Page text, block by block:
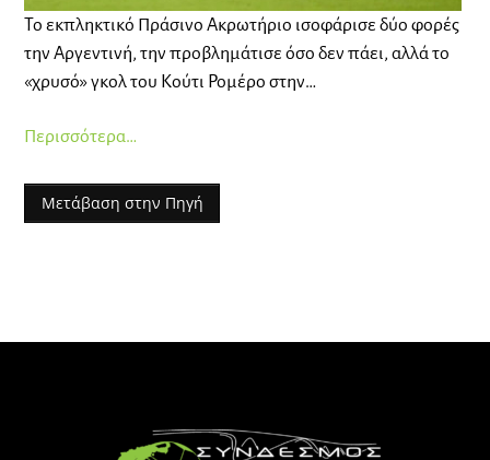
Το εκπληκτικό Πράσινο Ακρωτήριο ισοφάρισε δύο φορές
την Αργεντινή, την προβλημάτισε όσο δεν πάει, αλλά το
«χρυσό» γκολ του Κούτι Ρομέρο στην…
Περισσότερα…
Μετάβαση στην Πηγή